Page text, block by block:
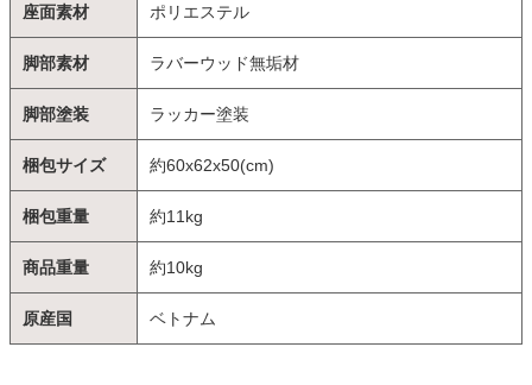
座面素材 ポリエステル
脚部素材 ラバーウッド無垢材
脚部塗装 ラッカー塗装
梱包サイズ 約60x62x50(cm)
梱包重量 約11kg
商品重量 約10kg
原産国 ベトナム